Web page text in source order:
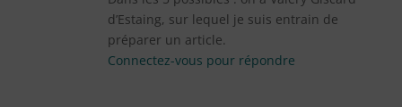
d’Estaing, sur lequel je suis entrain de
préparer un article.
Connectez-vous pour répondre